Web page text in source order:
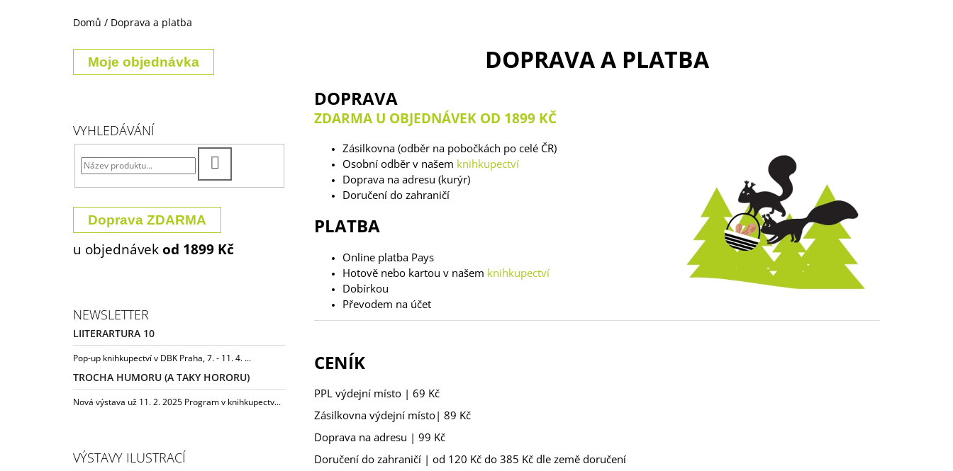
Domů / Doprava a platba
Moje objednávka
VYHLEDÁVÁNÍ
Doprava ZDARMA
u objednávek od 1899 Kč
NEWSLETTER
LIITERARTURA 10
Pop-up knihkupectví v DBK Praha, 7. - 11. 4. ...
TROCHA HUMORU (A TAKY HORORU)
Nová výstava už 11. 2. 2025 Program v knihkupectv...
VÝSTAVY ILUSTRACÍ
DOPRAVA A PLATBA
DOPRAVA
ZDARMA U OBJEDNÁVEK OD 1899 KČ
Zásilkovna (odběr na pobočkách po celé ČR)
Osobní odběr v našem knihkupectví
Doprava na adresu (kurýr)
Doručení do zahraničí
PLATBA
Online platba Pays
Hotově nebo kartou v našem knihkupectví
Dobírkou
Převodem na účet
CENÍK
PPL výdejní místo | 69 Kč
Zásilkovna výdejní místo| 89 Kč
Doprava na adresu | 99 Kč
Doručení do zahraničí | od 120 Kč do 385 Kč dle země doručení